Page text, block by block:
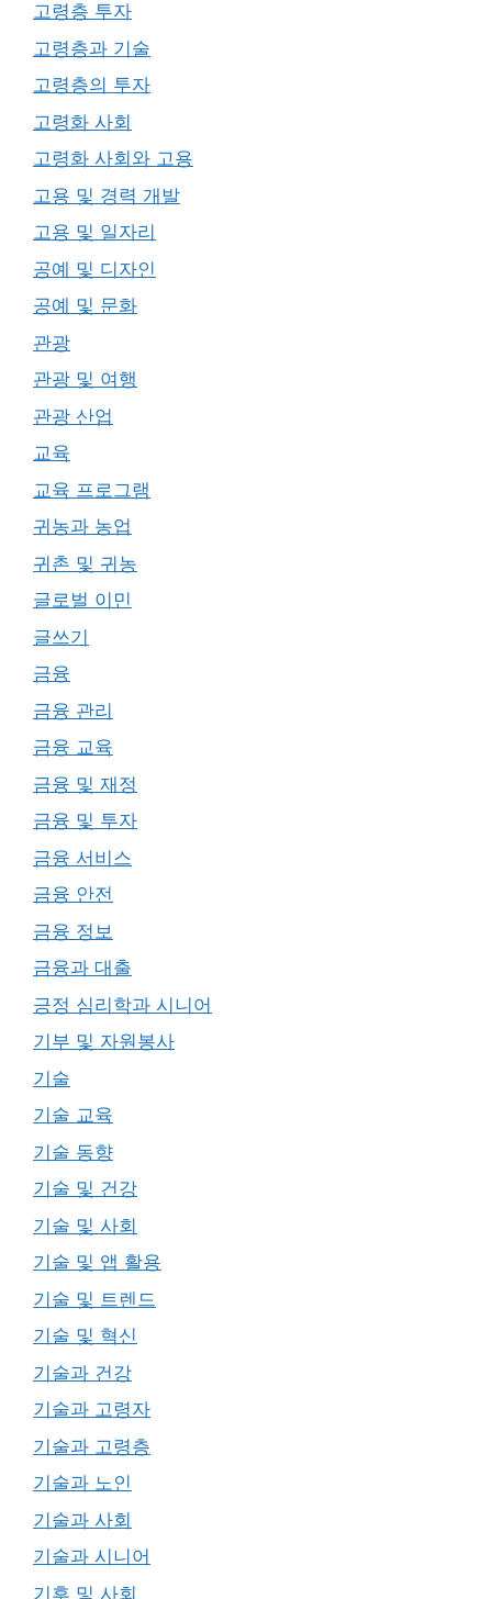
고령층 투자
고령층과 기술
고령층의 투자
고령화 사회
고령화 사회와 고용
고용 및 경력 개발
고용 및 일자리
공예 및 디자인
공예 및 문화
관광
관광 및 여행
관광 산업
교육
교육 프로그램
귀농과 농업
귀촌 및 귀농
글로벌 이민
글쓰기
금융
금융 관리
금융 교육
금융 및 재정
금융 및 투자
금융 서비스
금융 안전
금융 정보
금융과 대출
긍정 심리학과 시니어
기부 및 자원봉사
기술
기술 교육
기술 동향
기술 및 건강
기술 및 사회
기술 및 앱 활용
기술 및 트렌드
기술 및 혁신
기술과 건강
기술과 고령자
기술과 고령층
기술과 노인
기술과 사회
기술과 시니어
기후 및 사회